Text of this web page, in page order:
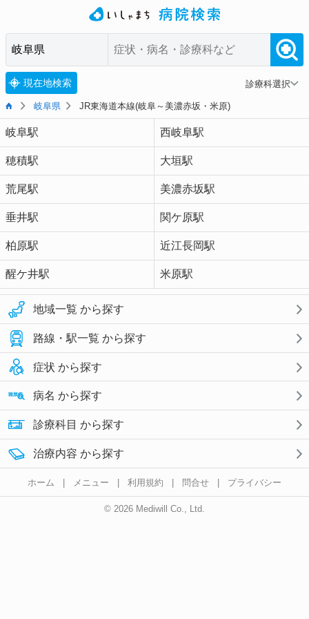
現在地検索 診療科選択
岐阜県 JR東海道本線(岐阜～美濃赤坂・米原)
岐阜駅 西岐阜駅
穂積駅 大垣駅
荒尾駅 美濃赤坂駅
垂井駅 関ケ原駅
柏原駅 近江長岡駅
醒ケ井駅 米原駅
地域一覧 から探す
路線・駅一覧 から探す
症状 から探す
病名 から探す
診療科目 から探す
治療内容 から探す
ホーム | メニュー | 利用規約 | 問合せ | プライバシー
© 2026 Mediwill Co., Ltd.